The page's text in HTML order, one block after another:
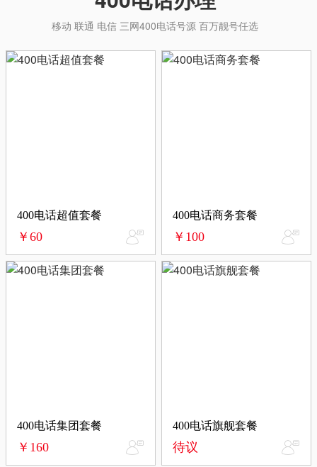
移动 联通 电信 三网400电话号源 百万靓号任选
400电话超值套餐
￥60
400电话商务套餐
￥100
400电话集团套餐
￥160
400电话旗舰套餐
待议